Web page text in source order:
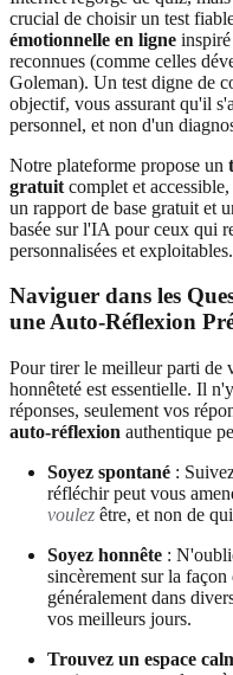
crucial de choisir un test
émotionnelle en ligne
reconnues (comme celles
Goleman). Un test digne de
objectif, vous assurant qu'il
personnel, et non d'un
Notre plateforme propose un
gratuit complet et
un rapport de base gratuit et
basée sur l'IA pour ceux qui
personnalisées et exploitables.
Naviguer dans les
une Auto-Réflexion
Pour tirer le meilleur parti de
honnêteté est essentielle. Il
réponses, seulement vos
auto-réflexion authentique
Soyez spontané :
réfléchir peut vous
voulez être, et non de
Soyez honnête :
sincèrement sur la
généralement dans
vos meilleurs jours.
Trouvez un espace